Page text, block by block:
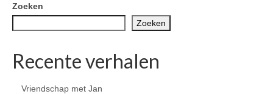
Zoeken
Zoeken
Recente verhalen
Vriendschap met Jan